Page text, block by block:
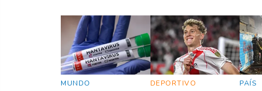
MUNDO DEPORTIVO PAÍS